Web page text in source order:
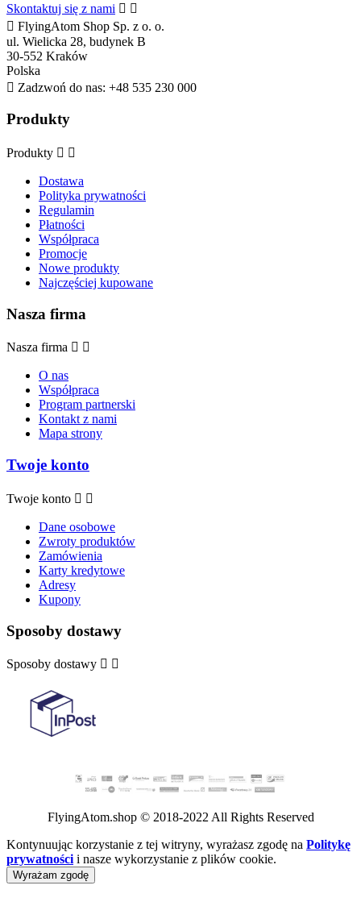
Skontaktuj się z nami  
 FlyingAtom Shop Sp. z o. o.
ul. Wielicka 28, budynek B
30-552 Kraków
Polska
 Zadzwoń do nas: +48 535 230 000
Produkty
Produkty  
Dostawa
Polityka prywatności
Regulamin
Płatności
Współpraca
Promocje
Nowe produkty
Najczęściej kupowane
Nasza firma
Nasza firma  
O nas
Współpraca
Program partnerski
Kontakt z nami
Mapa strony
Twoje konto
Twoje konto  
Dane osobowe
Zwroty produktów
Zamówienia
Karty kredytowe
Adresy
Kupony
Sposoby dostawy
Sposoby dostawy  
FlyingAtom.shop © 2018-2022 All Rights Reserved
Kontynuując korzystanie z tej witryny, wyrażasz zgodę na Politykę
prywatności i nasze wykorzystanie z plików cookie.
Wyrażam zgodę